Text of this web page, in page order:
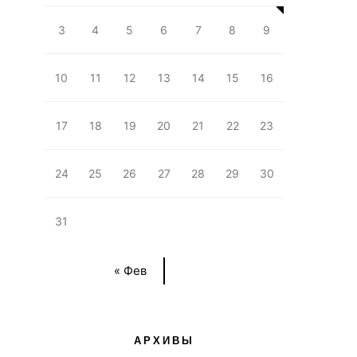
« Фев
3 4 5 6 7 8 9
10 11 12 13 14 15 16
17 18 19 20 21 22 23
24 25 26 27 28 29 30
31
АРХИВЫ